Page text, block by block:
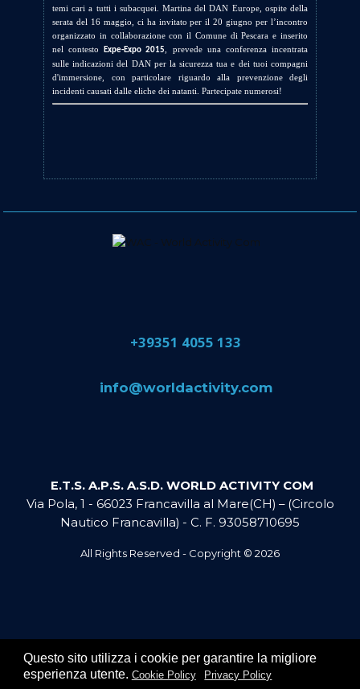
Questo sito utilizza i cookie per garantire la migliore
esperienza utente. Cookie Policy Privacy Policy
temi cari a tutti i subacquei. Martina del DAN Europe, ospite della
serata del 16 maggio, ci ha invitato per il 20 giugno per l’incontro
organizzato in collaborazione con il Comune di Pescara e inserito
nel contestoExpe-Expo 2015 , prevede una conferenza incentrata
sulle indicazioni del DAN per la sicurezza tua e dei tuoi compagni
d'immersione, con particolare riguardo alla prevenzione degli
incidenti causati dalle eliche dei natanti. Partecipate numerosi!
​+39351 4055 133
​info@​worldactivity.com
E.T.S. A.P.S. A.S.D. WORLD ACTIVITY COM
Via Pola, 1 - 66023 Francavilla al Mare(CH) – (Circolo
Nautico Francavilla) - C. F. 93058710695
All Rights Reserved - Copyright © 2026